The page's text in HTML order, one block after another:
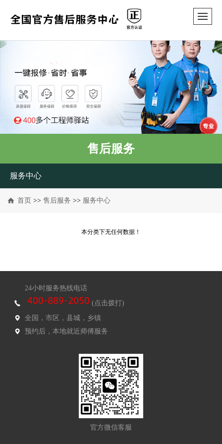
售后服务
服务中心
首页 >> 售后服务 >> 服务中心
本分类下无任何数据！
24小时服务热线电话
(点击拨打)
全国，市区，县城，乡镇
预约后，本地就近师傅服务
官方微信客服